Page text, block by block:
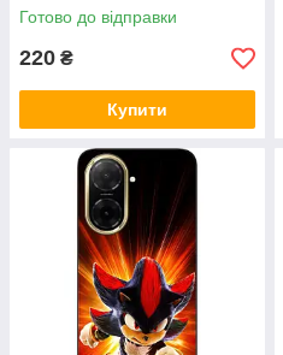
Готово до відправки
220 ₴
Купити